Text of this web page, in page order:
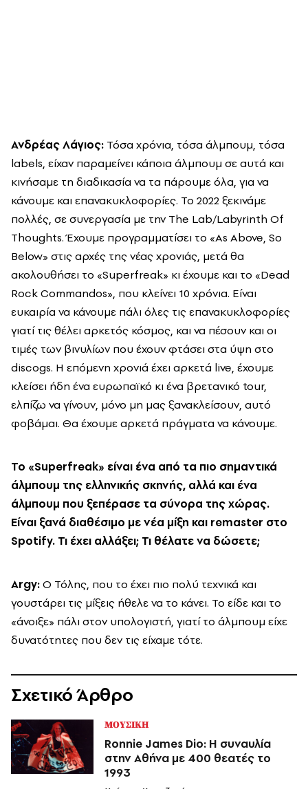
Ανδρέας Λάγιος: Τόσα χρόνια, τόσα άλμπουμ, τόσα
labels, είχαν παραμείνει κάποια άλμπουμ σε αυτά και
κινήσαμε τη διαδικασία να τα πάρουμε όλα, για να
κάνουμε και επανακυκλοφορίες. Το 2022 ξεκινάμε
πολλές, σε συνεργασία με την The Lab/Labyrinth Of
Thoughts. Έχουμε προγραμματίσει το «As Above, So
Below» στις αρχές της νέας χρονιάς, μετά θα
ακολουθήσει το «Superfreak» κι έχουμε και το «Dead
Rock Commandos», που κλείνει 10 χρόνια. Είναι
ευκαιρία να κάνουμε πάλι όλες τις επανακυκλοφορίες
γιατί τις θέλει αρκετός κόσμος, και να πέσουν και οι
τιμές των βινυλίων που έχουν φτάσει στα ύψη στο
discogs. Η επόμενη χρονιά έχει αρκετά live, έχουμε
κλείσει ήδη ένα ευρωπαϊκό κι ένα βρετανικό tour,
ελπίζω να γίνουν, μόνο μη μας ξανακλείσουν, αυτό
φοβάμαι. Θα έχουμε αρκετά πράγματα να κάνουμε.
To «Superfreak» είναι ένα από τα πιο σημαντικά
άλμπουμ της ελληνικής σκηνής, αλλά και ένα
άλμπουμ που ξεπέρασε τα σύνορα της χώρας.
Είναι ξανά διαθέσιμο με νέα μίξη και remaster στο
Spotify. Τι έχει αλλάξει; Τι θέλατε να δώσετε;
Argy:Ο Τόλης, που το έχει πιο πολύ τεχνικά και
γουστάρει τις μίξεις ήθελε να το κάνει. Το είδε και το
«άνοιξε» πάλι στον υπολογιστή, γιατί το άλμπουμ είχε
δυνατότητες που δεν τις είχαμε τότε.
Σχετικό Άρθρο
ΜΟΥΣΙΚΗ
Ronnie James Dio: Η συναυλία
στην Αθήνα με 400 θεατές το
1993